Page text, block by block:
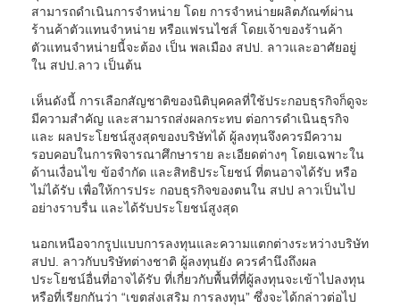
สามารถดำเนินการจำหน่าย โดย การจำหน่ายผลิตภัณฑ์ผ่าน
ร้านค้าตัวแทนจำหน่าย หรือแฟรนไชส์ โดยเจ้าของร้านค้า
ตัวแทนจำหน่ายนี้จะต้อง เป็น พลเมือง สปป. ลาวและอาศัยอยู่
ใน สปป.ลาว เป็นต้น
เห็นดังนี้ การเลือกสัญชาติของนิติบุคคลที่ใช้ประกอบธุรกิจก็ดูจะ
มีความสำคัญ และสามารถส่งผลกระทบ ต่อการดำเนินธุรกิจ
และ ผลประโยชน์สูงสุดของบริษัทได้ ผู้ลงทุนจึงควรมีความ
รอบคอบในการพิจารณาศึกษาราย ละเอียดต่างๆ โดยเฉพาะใน
ด้านเงื่อนไข ข้อจำกัด และสิทธิประโยชน์ ที่ตนอาจได้รับ หรือ
ไม่ได้รับ เพื่อให้การประ กอบธุรกิจของตนใน สปป ลาวเป็นไป
อย่างราบรื่น และได้รับประโยชน์สูงสุด
นอกเหนือจากรูปแบบการลงทุนและความแตกต่างระหว่างบริษัท
สปป. ลาวกับบริษัทต่างชาติ ผู้ลงทุนยัง ควรคำนึงถึงผล
ประโยชน์อื่นที่อาจได้รับ ที่เกี่ยวกับพื้นที่ที่ผู้ลงทุนจะเข้าไปลงทุน
หรือที่เรียกกันว่า “เขตส่งเสริม การลงทุน” ซึ่งจะได้กล่าวต่อไป